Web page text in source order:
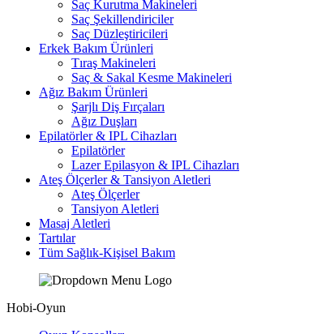
Saç Kurutma Makineleri
Saç Şekillendiriciler
Saç Düzleştiricileri
Erkek Bakım Ürünleri
Tıraş Makineleri
Saç & Sakal Kesme Makineleri
Ağız Bakım Ürünleri
Şarjlı Diş Fırçaları
Ağız Duşları
Epilatörler & IPL Cihazları
Epilatörler
Lazer Epilasyon & IPL Cihazları
Ateş Ölçerler & Tansiyon Aletleri
Ateş Ölçerler
Tansiyon Aletleri
Masaj Aletleri
Tartılar
Tüm Sağlık-Kişisel Bakım
Hobi-Oyun